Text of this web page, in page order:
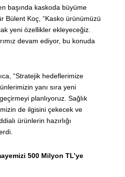
başında kaskoda büyüme
Bülent Koç, “Kasko ürünümüzü
yeni özellikler ekleyeceğiz.
devam ediyor, bu konuda
“Stratejik hedeflerimize
yanı sıra yeni
planlıyoruz. Sağlık
de ilgisini çekecek ve
ürünlerin hazırlığı
500 Milyon TL’ye